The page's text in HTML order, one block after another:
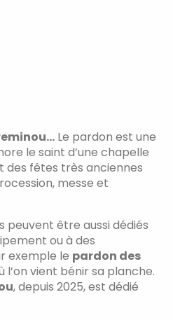
: évitez de porter de
sous peine de
Le pardon est une
le saint d’une chapelle
des fêtes très anciennes
messe et
peuvent être aussi dédiés
ou à des
exemple le pardon des
l’on vient bénir sa planche.
, depuis 2025, est dédié